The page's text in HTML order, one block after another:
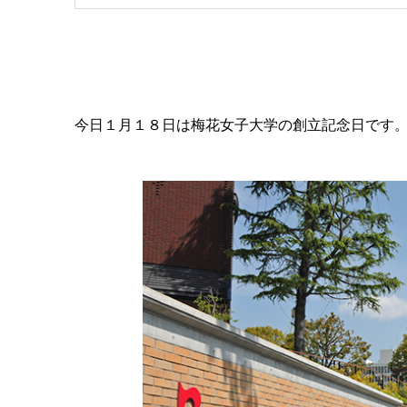
今日１月１８日は梅花女子大学の創立記念日です